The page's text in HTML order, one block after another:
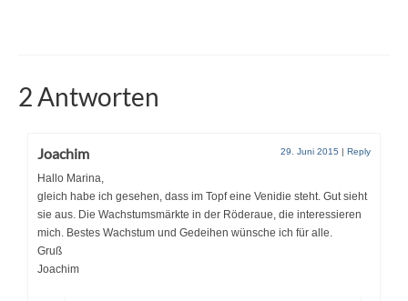
2 Antworten
Joachim 29. Juni 2015 Reply
Hallo Marina,
gleich habe ich gesehen, dass im Topf eine Venidie steht. Gut sieht
sie aus. Die Wachstumsmärkte in der Röderaue, die interessieren
mich. Bestes Wachstum und Gedeihen wünsche ich für alle.
Gruß
Joachim